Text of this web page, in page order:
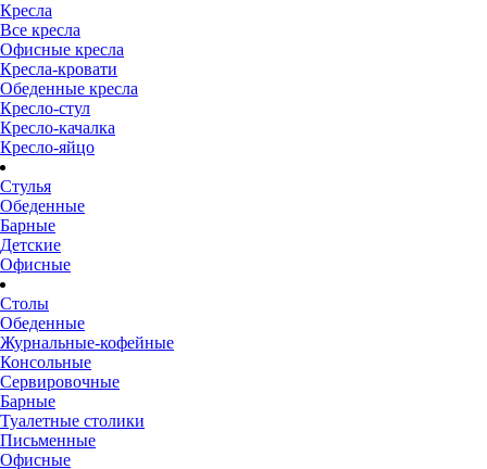
Кресла
Все кресла
Офисные кресла
Кресла-кровати
Обеденные кресла
Кресло-стул
Кресло-качалка
Кресло-яйцо
Стулья
Обеденные
Барные
Детские
Офисные
Столы
Обеденные
Журнальные-кофейные
Консольные
Сервировочные
Барные
Туалетные столики
Письменные
Офисные